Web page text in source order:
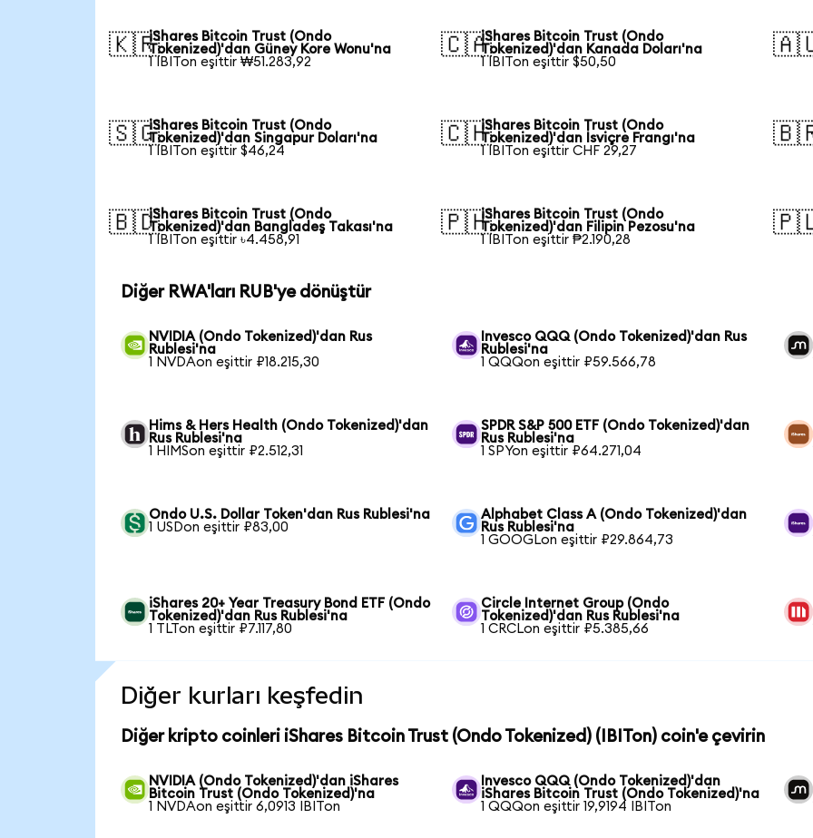
🇰🇷iShares Bitcoin Trust (Ondo
Tokenized)'dan Güney Kore Wonu'na
1 IBITon eşittir ₩51.283,92
🇨🇦iShares Bitcoin Trust (Ondo
Tokenized)'dan Kanada Doları'na
1 IBITon eşittir $50,50
🇸🇬iShares Bitcoin Trust (Ondo
Tokenized)'dan Singapur Doları'na
1 IBITon eşittir $46,24
🇨🇭iShares Bitcoin Trust (Ondo
Tokenized)'dan İsviçre Frangı'na
1 IBITon eşittir CHF 29,27
🇧🇩iShares Bitcoin Trust (Ondo
Tokenized)'dan Bangladeş Takası'na
1 IBITon eşittir ৳4.458,91
🇵🇭iShares Bitcoin Trust (Ondo
Tokenized)'dan Filipin Pezosu'na
1 IBITon eşittir ₱2.190,28
Diğer RWA'ları RUB'ye dönüştür
NVIDIA (Ondo Tokenized)'dan Rus
Rublesi'na
1 NVDAon eşittir ₽18.215,30
Invesco QQQ (Ondo Tokenized)'dan Rus
Rublesi'na
1 QQQon eşittir ₽59.566,78
Hims & Hers Health (Ondo Tokenized)'dan
Rus Rublesi'na
1 HIMSon eşittir ₽2.512,31
SPDR S&P 500 ETF (Ondo Tokenized)'dan
Rus Rublesi'na
1 SPYon eşittir ₽64.271,04
Ondo U.S. Dollar Token'dan Rus Rublesi'na
1 USDon eşittir ₽83,00
Alphabet Class A (Ondo Tokenized)'dan
Rus Rublesi'na
1 GOOGLon eşittir ₽29.864,73
iShares 20+ Year Treasury Bond ETF (Ondo
Tokenized)'dan Rus Rublesi'na
1 TLTon eşittir ₽7.117,80
Circle Internet Group (Ondo
Tokenized)'dan Rus Rublesi'na
1 CRCLon eşittir ₽5.385,66
Diğer kurları keşfedin
Diğer kripto coinleri iShares Bitcoin Trust (Ondo Tokenized) (IBITon) coin'e çevirin
NVIDIA (Ondo Tokenized)'dan iShares
Bitcoin Trust (Ondo Tokenized)'na
1 NVDAon eşittir 6,0913 IBITon
Invesco QQQ (Ondo Tokenized)'dan
iShares Bitcoin Trust (Ondo Tokenized)'na
1 QQQon eşittir 19,9194 IBITon